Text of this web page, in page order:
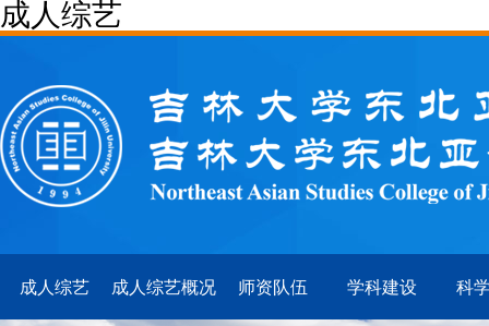
成人综艺
成人综艺 成人综艺概况 师资队伍 学科建设 科